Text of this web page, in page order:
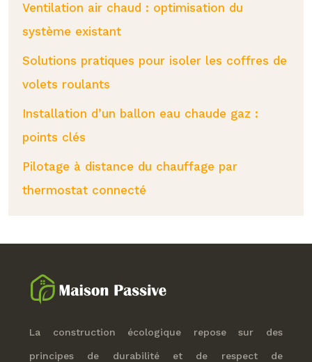
Ventilation air chaud : optimisation du
système existant
Solutions pratiques pour isoler les coffres de
volets roulants
Installation d’un ballon eau chaude gaz :
points clés
Pilotage à distance du chauffage par
thermostat connecté
La construction écologique repose sur des
principes de durabilité et de respect de